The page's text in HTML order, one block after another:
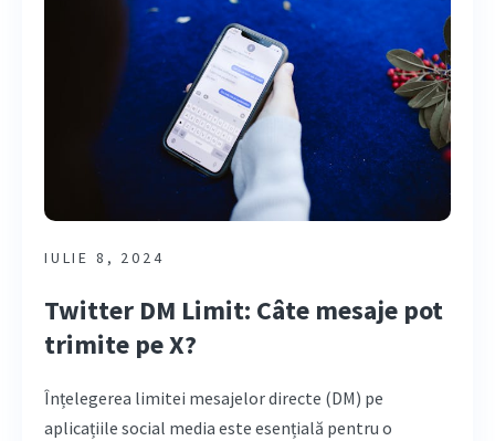
IULIE 8, 2024
Twitter DM Limit: Câte mesaje pot
trimite pe X?
Înțelegerea limitei mesajelor directe (DM) pe
aplicațiile social media este esențială pentru o